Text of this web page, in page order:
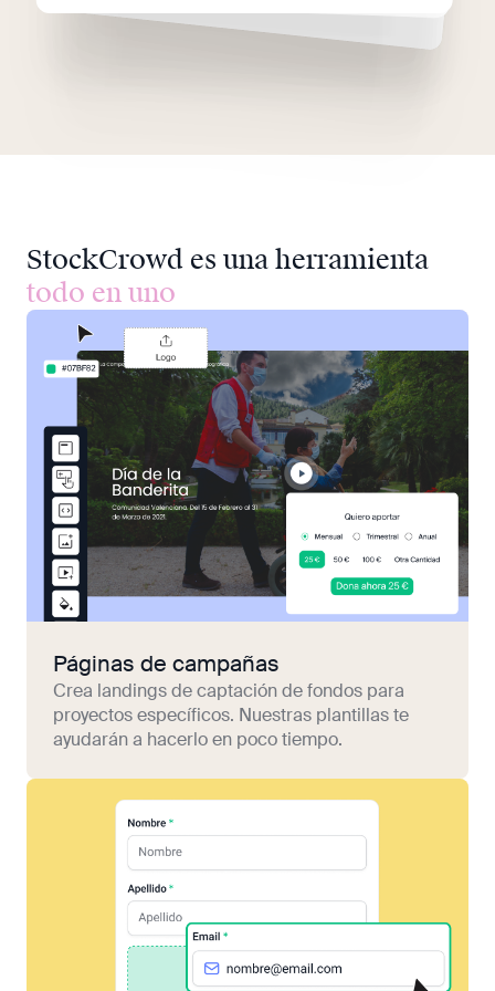
StockCrowd es una herramienta
todo en uno
Páginas de campañas
Crea landings de captación de fondos para
proyectos específicos. Nuestras plantillas te
ayudarán a hacerlo en poco tiempo.